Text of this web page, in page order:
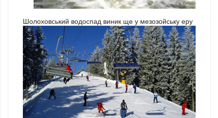
Шолоховський водоспад виник ще у мезозойську еру